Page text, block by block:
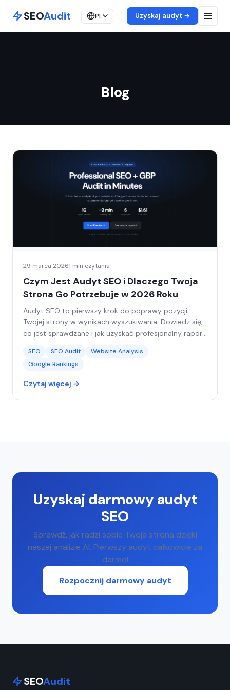
SEOAudit PL Uzyskaj audyt →
Blog
29 marca 20261 min czytania
Czym Jest Audyt SEO i Dlaczego Twoja
Strona Go Potrzebuje w 2026 Roku
Audyt SEO to pierwszy krok do poprawy pozycji
Twojej strony w wynikach wyszukiwania. Dowiedz się,
co jest sprawdzane i jak uzyskać profesjonalny raport
SEO SEO Audit
Website Analysis
Google Rankings
Czytaj więcej →
Uzyskaj darmowy audyt
SEO
Sprawdź, jak radzi sobie Twoja strona dzięki
naszej analizie AI. Pierwszy audyt całkowicie za
darmo!
Rozpocznij darmowy audyt
SEOAudit